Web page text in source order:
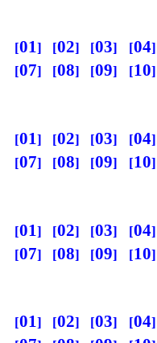
01 02 03 04
07
08 09 10
01 02 03 04
07
08 09 10
01 02 03 04
07
08 09 10
01 02 03 04